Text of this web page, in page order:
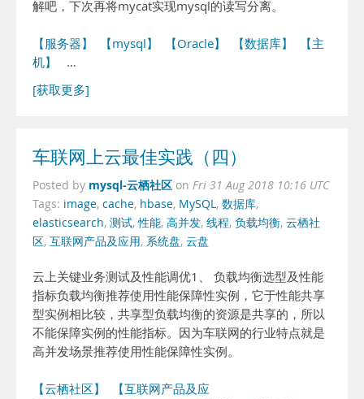
解吧，下次再将mycat实现mysql的读写分离。
【服务器】 【mysql】 【Oracle】 【数据库】
【主
机】
…
[获取更多]
车联网上云最佳实践（四）
Posted by mysql-云栖社区 on Fri 31 Aug 2018 10:16 UTC
Tags: image, cache, hbase, MySQL, 数据库,
elasticsearch, 测试,性能, 高并发, 线程, 负载均衡, 云栖社
区, 互联网产品及应用, 系统盘, 云盘
云上关键业务测试及性能调优1、 负载均衡选型及性能
指标负载均衡推荐使用性能保障性实例，它于性能共享
型实例相比较，共享型负载均衡的资源是共享的，所以
不能保障实例的性能指标。因为车联网的行业特点就是
高并发场景推荐使用性能保障性实例。
【云栖社区】
【互联网产品及应